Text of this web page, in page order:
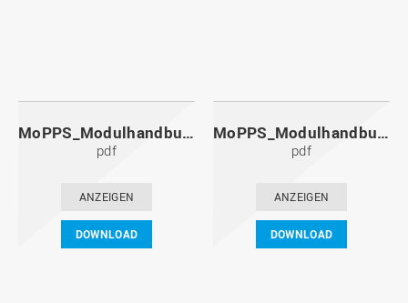
MoPPS_Modulhandbuch_20101201.pdf
pdf
ANZEIGEN
DOWNLOAD
MoPPS_Modulhandbuch_20100601.pdf
pdf
ANZEIGEN
DOWNLOAD